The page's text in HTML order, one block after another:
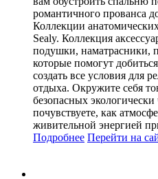
романтичного прованса
Коллекции
Sealy. Коллекция
подушки, наматрасники,
которые помогут
создать все условия для
отдыха. Окружите себя
безопасных
почувствуете, как
живительной энергией
Подробнее Перейти на